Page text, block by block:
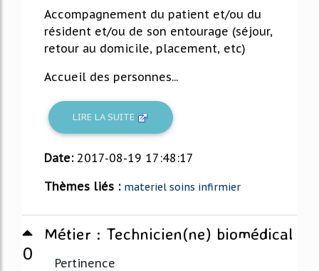
Accompagnement du patient et/ou du
résident et/ou de son entourage (séjour,
retour au domicile, placement, etc)
Accueil des personnes...
LIRE LA SUITE
Date: 2017-08-19 17:48:17
Thèmes liés : materiel soins infirmier
0
Métier : Technicien(ne) biomédical
Pertinence